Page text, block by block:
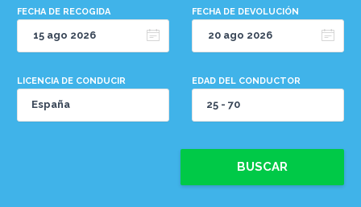
FECHA DE RECOGIDA FECHA DE DEVOLUCIÓN
LICENCIA DE CONDUCIR EDAD DEL CONDUCTOR
BUSCAR